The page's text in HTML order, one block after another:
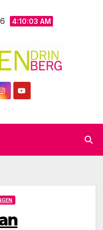
4:10:04 AM